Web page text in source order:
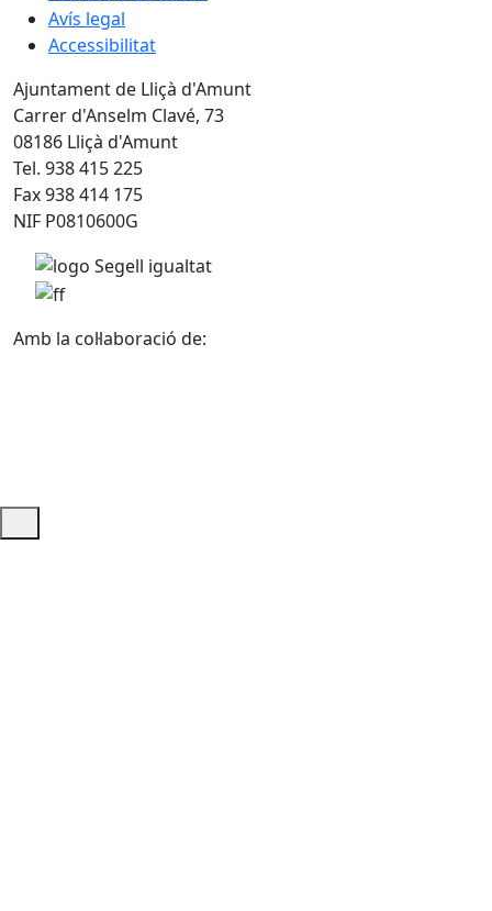
Avís legal
Accessibilitat
Ajuntament de Lliçà d'Amunt
Carrer d'Anselm Clavé, 73
08186 Lliçà d'Amunt
Tel. 938 415 225
Fax 938 414 175
NIF P0810600G
Amb la col·laboració de: